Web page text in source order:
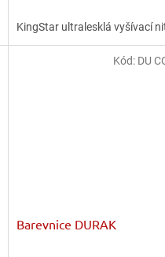
KingStar ultralesklá vyšívací
Barevnice DURAK
Kód: DU